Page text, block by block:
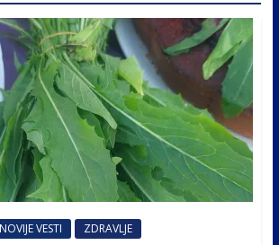
VESTI ZDRAVLJE